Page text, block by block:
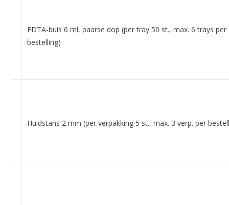
EDTA-buis 6 ml, paarse dop (per tray 50 st., max. 6 trays per
bestelling)
Huidstans 2 mm (per verpakking 5 st., max. 3 verp. per